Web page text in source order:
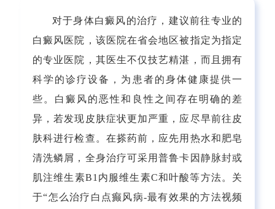
对于身体白癜风的治疗，建议前往专业的
白癜风医院，该医院在省会地区被指定为指定
的专业医院，其医生不仅技艺精湛，而且拥有
科学的诊疗设备，为患者的身体健康提供一
些。白癜风的恶性和良性之间存在明确的差
异，若发现皮肤症状更加严重，应尽早前往皮
肤科进行检查。在搽药前，应先用热水和肥皂
清洗鳞屑，全身治疗可采用普鲁卡因静脉封或
肌注维生素B1内服维生素C和叶酸等方法。关
于“怎么治疗白点癫风病-最有效果的方法视频